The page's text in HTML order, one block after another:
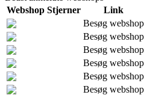
Webshop Stjerner
Link
Besøg webshop
Besøg webshop
Besøg webshop
Besøg webshop
Besøg webshop
Besøg webshop